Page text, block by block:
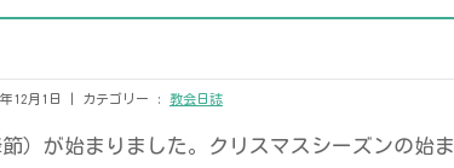
12月1日 カテゴリー : 教会日誌
）が始まりました。クリスマスシーズンの始ま